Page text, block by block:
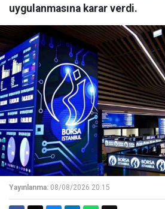
uygulanmasına karar verdi.
Yayınlanma: 08/08/2026 20:15